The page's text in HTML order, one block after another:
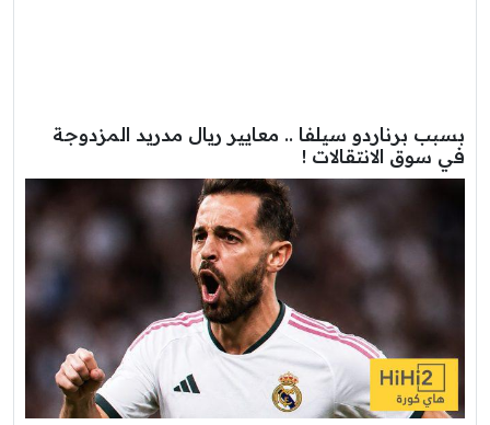
بسبب برناردو سيلفا .. معايير ريال مدريد المزدوجة
في سوق الانتقالات !